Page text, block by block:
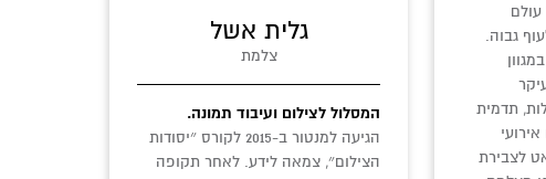
עולם
גבוה.
תדמית
לצבירת
גלית אשל
צלמת
המסלול לצילום ועיבוד תמונה.
הגיעה למנטור ב-2015 לקורס ״יסודות
הצילום״, צמאה לידע. לאחר תקופה